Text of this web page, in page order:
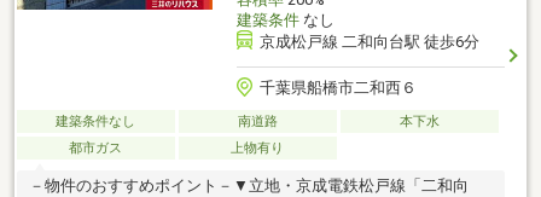
建築条件なし
京成松戸線 二和向台駅 徒歩6分
千葉県船橋市二和西６
建築条件なし 南道路
本下水
都市ガス
上物有り
－物件のおすすめポイント－▼立地・京成電鉄松戸線「二和向